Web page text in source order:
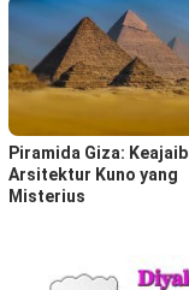
Piramida Giza:
Arsitektur Kuno yang
Misterius